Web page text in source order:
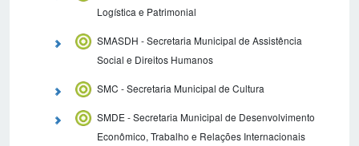
Logística e Patrimonial
SMASDH - Secretaria Municipal de Assistência
Social e Direitos Humanos
SMC - Secretaria Municipal de Cultura
SMDE - Secretaria Municipal de Desenvolvimento
Econômico, Trabalho e Relações Internacionais